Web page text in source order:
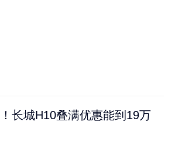
长城H10叠满优惠能到19万